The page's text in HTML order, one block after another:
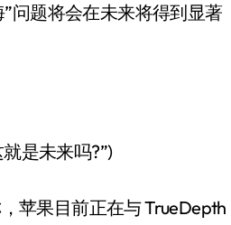
问题将会在未来将得到显著
是未来吗?”)
苹果目前正在与 TrueDepth